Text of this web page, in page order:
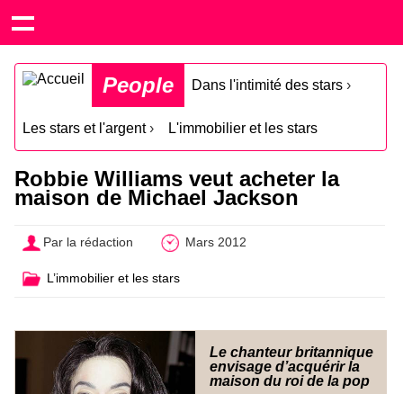
People Dans l'intimité des stars ›
Les stars et l'argent› L'immobilier et les stars
Robbie Williams veut acheter la
maison de Michael Jackson
Par la rédaction Mars 2012
L’immobilier et les stars
Le chanteur britannique
envisage d’acquérir la
maison du roi de la pop